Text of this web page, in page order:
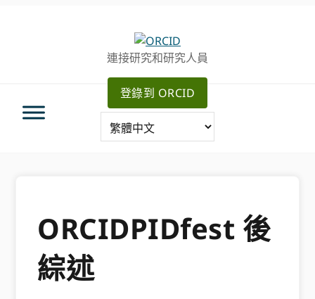
連接研究和研究人員
登錄到 ORCID
ORCIDPIDfest 後
綜述